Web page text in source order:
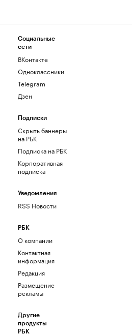
Социальные
сети
ВКонтакте
Одноклассники
Telegram
Дзен
Подписки
Скрыть баннеры
на РБК
Подписка на РБК
Корпоративная
подписка
Уведомления
RSS Новости
РБК
О компании
Контактная
информация
Редакция
Размещение
рекламы
Другие
продукты
РБК